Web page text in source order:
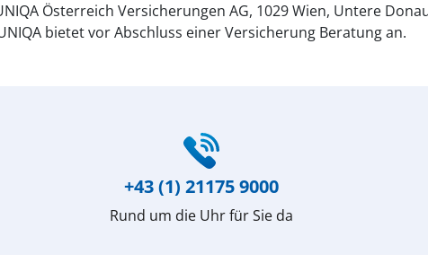
Österreich Versicherungen AG, 1029 Wien, Untere
bietet vor Abschluss einer Versicherung Beratung an.
+43 (1) 21175 9000
Rund um die Uhr für Sie da